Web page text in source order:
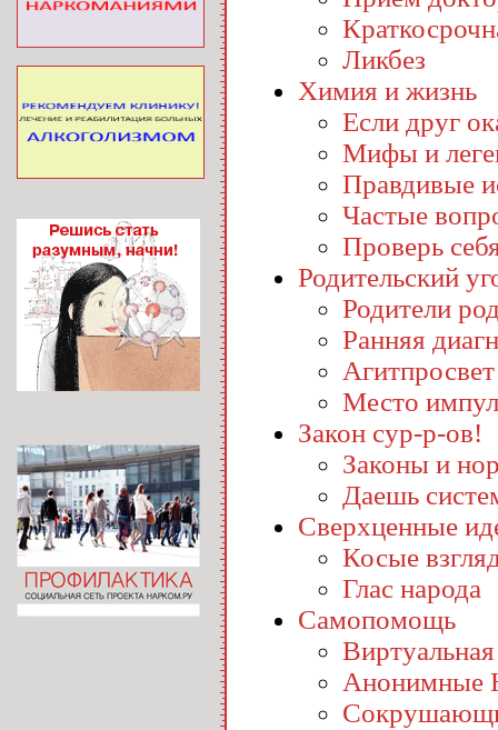
Ликбез
Химия и жизнь
Если друг
Мифы и
Правдивые
Частые
Проверь
Родительский
Родители
Ранняя
Агитпросвет
Место
Закон сур-р-ов!
Законы и
Даешь
Сверхценные
Косые
Глас народа
Самопомощь
Анонимные